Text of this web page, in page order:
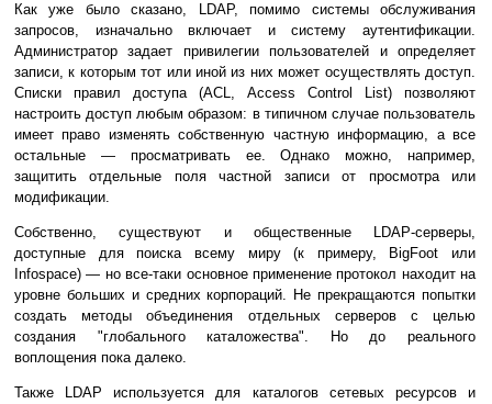
Как уже было сказано, LDAP, помимо системы обслуживания
запросов, изначально включает и систему аутентификации.
Администратор задает привилегии пользователей и определяет
записи, к которым тот или иной из них может осуществлять доступ.
Списки правил доступа (ACL, Access Control List) позволяют
настроить доступ любым образом: в типичном случае пользователь
имеет право изменять собственную частную информацию, а все
остальные — просматривать ее. Однако можно, например,
защитить отдельные поля частной записи от просмотра или
модификации.
Собственно, существуют и общественные LDAP-серверы,
доступные для поиска всему миру (к примеру, BigFoot или
Infospace) — но все-таки основное применение протокол находит на
уровне больших и средних корпораций. Не прекращаются попытки
создать методы объединения отдельных серверов с целью
создания "глобального каталожества". Но до реального
воплощения пока далеко.
Также LDAP используется для каталогов сетевых ресурсов и